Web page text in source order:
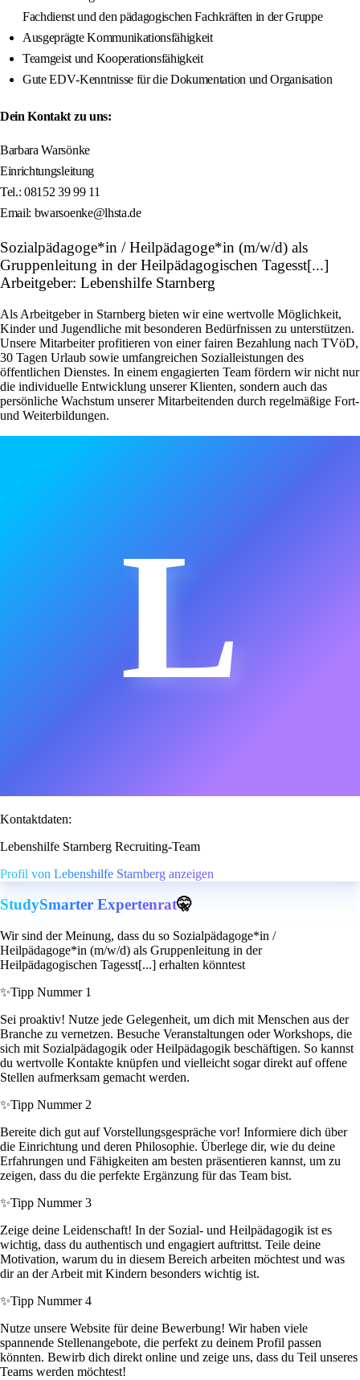
Fachdienst und den pädagogischen Fachkräften in der Gruppe
Ausgeprägte Kommunikationsfähigkeit
Teamgeist und Kooperationsfähigkeit
Gute EDV‑Kenntnisse für die Dokumentation und Organisation
Dein Kontakt zu uns:
Barbara Warsönke
Einrichtungsleitung
Tel.: 08152 39 99 11
Email: bwarsoenke@lhsta.de
Sozialpädagoge*in / Heilpädagoge*in (m/w/d) als
Gruppenleitung in der Heilpädagogischen Tagesst[...]
Arbeitgeber: Lebenshilfe Starnberg
Als Arbeitgeber in Starnberg bieten wir eine wertvolle Möglichkeit,
Kinder und Jugendliche mit besonderen Bedürfnissen zu unterstützen.
Unsere Mitarbeiter profitieren von einer fairen Bezahlung nach TVöD,
30 Tagen Urlaub sowie umfangreichen Sozialleistungen des
öffentlichen Dienstes. In einem engagierten Team fördern wir nicht nur
die individuelle Entwicklung unserer Klienten, sondern auch das
persönliche Wachstum unserer Mitarbeitenden durch regelmäßige Fort-
und Weiterbildungen.
L
Kontaktdaten:
Lebenshilfe Starnberg Recruiting-Team
Profil von Lebenshilfe Starnberg anzeigen
StudySmarter Expertenrat🤫
Wir sind der Meinung, dass du so Sozialpädagoge*in /
Heilpädagoge*in (m/w/d) als Gruppenleitung in der
Heilpädagogischen Tagesst[...] erhalten könntest
✨Tipp Nummer 1
Sei proaktiv! Nutze jede Gelegenheit, um dich mit Menschen aus der
Branche zu vernetzen. Besuche Veranstaltungen oder Workshops, die
sich mit Sozialpädagogik oder Heilpädagogik beschäftigen. So kannst
du wertvolle Kontakte knüpfen und vielleicht sogar direkt auf offene
Stellen aufmerksam gemacht werden.
✨Tipp Nummer 2
Bereite dich gut auf Vorstellungsgespräche vor! Informiere dich über
die Einrichtung und deren Philosophie. Überlege dir, wie du deine
Erfahrungen und Fähigkeiten am besten präsentieren kannst, um zu
zeigen, dass du die perfekte Ergänzung für das Team bist.
✨Tipp Nummer 3
Zeige deine Leidenschaft! In der Sozial- und Heilpädagogik ist es
wichtig, dass du authentisch und engagiert auftrittst. Teile deine
Motivation, warum du in diesem Bereich arbeiten möchtest und was
dir an der Arbeit mit Kindern besonders wichtig ist.
✨Tipp Nummer 4
Nutze unsere Website für deine Bewerbung! Wir haben viele
spannende Stellenangebote, die perfekt zu deinem Profil passen
könnten. Bewirb dich direkt online und zeige uns, dass du Teil unseres
Teams werden möchtest!